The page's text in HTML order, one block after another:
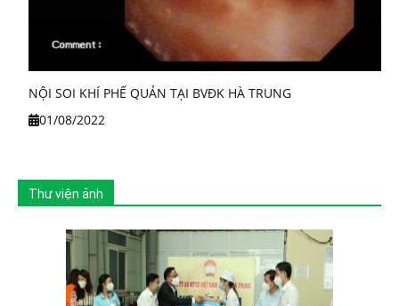
NỘI SOI KHÍ PHẾ QUẢN TẠI BVĐK HÀ TRUNG
01/08/2022
Thư viện ảnh